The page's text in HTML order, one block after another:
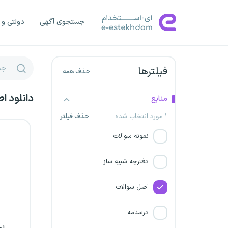
جستجوی آگهی دولتی
فیلترها حذف همه
منابع
۱ مورد انتخاب شده
حذف فیلتر
نمونه سوالات
دفترچه شبیه ساز
اصل سوالات
درسنامه
استانداری قم
سازمان آموزش فنی و حرفه ای
کشور
دانلود